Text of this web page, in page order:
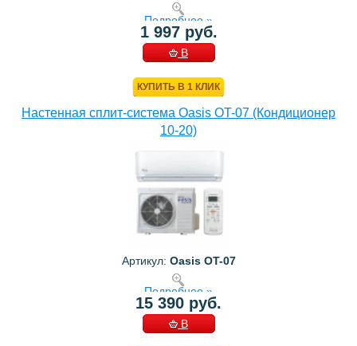
Подробнее »
1 997 руб.
В
КУПИТЬ В 1 КЛИК
Настенная сплит-система Oasis OT-07 (Кондиционер
10-20)
Артикул: Oasis OT-07
Подробнее »
15 390 руб.
В